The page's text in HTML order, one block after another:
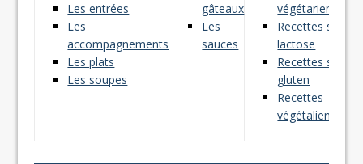
Les entrées
Les
accompagnements
Les plats
Les soupes
gâteaux
Les
sauces
végétariennes
Recettes sans
lactose
Recettes sans
gluten
Recettes
végétaliennes